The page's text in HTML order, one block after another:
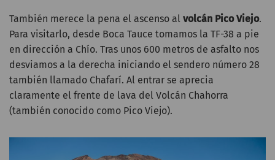
También merece la pena el ascenso al volcán Pico Viejo.
Para visitarlo, desde Boca Tauce tomamos la TF-38 a pie
en dirección a Chío. Tras unos 600 metros de asfalto nos
desviamos a la derecha iniciando el sendero número 28
también llamado Chafarí. Al entrar se aprecia
claramente el frente de lava del Volcán Chahorra
(también conocido como Pico Viejo).